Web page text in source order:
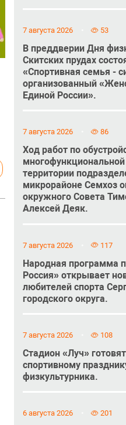
7 августа 2026 53
В преддверии Дня
Скитских прудах
«Спортивная семья -
организованный
Единой России».
7 августа 2026 86
Ход работ по
территории
микрорайоне Семхоз
окружного Совета
Алексей Деяк.
7 августа 2026 117
Народная программа
Россия» открывает
любителей спорта
городского округа.
7 августа 2026 108
Стадион «Луч»
спортивному
физкультурника.
6 августа 2026 201